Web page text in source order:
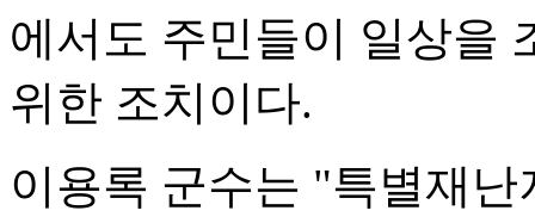
에서도 주민들이 일상을
위한 조치이다.
이용록 군수는 "특별재